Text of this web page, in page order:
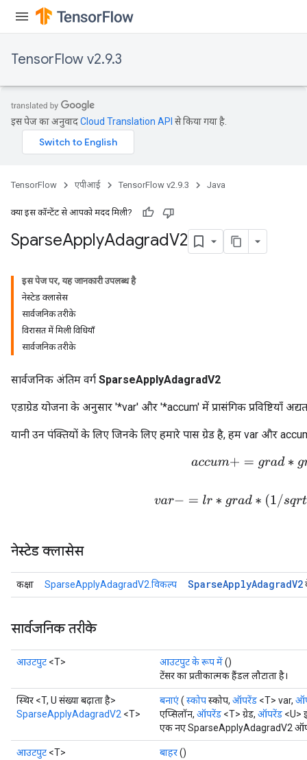
TensorFlow v2.9.3
इस पेज का अनुवादCloud Translation API से किया गया है.
TensorFlow एपीआई TensorFlow v2.9.3 Java
क्या इस कॉन्टेंट से आपको मदद मिली?
SparseApplyAdagradV2
इस पेज पर, यह जानकारी उपलब्ध है
नेस्टेड क्लासेस
सार्वजनिक तरीके
विरासत में मिली विधियाँ
सार्वजनिक तरीके
सार्वजनिक अंतिम वर्ग SparseApplyAdagradV2
एडाग्रेड योजना के अनुसार '*var' और '*accum' में प्रासंगिक प्रविष्टियाँ
यानी उन पंक्तियों के लिए जिनके लिए हमारे पास ग्रेड है, हम var और
accum += grad∗g ra d
va −= lr∗ grad∗ (1 /sqrt(acc
नेस्टेड क्लासेस
कक्षा SparseApplyAdagradV2.विकल्प SparseApplyAdagradV2
सार्वजनिक तरीके
आउटपुट <T> आउटपुट के रूप में()
टेंसर का प्रतीकात्मक हैंडल लौटाता है।
स्थिर <T, U संख्या बढ़ाता है>
SparseApplyAdagradV2 <T>
बनाएं( स्कोपस्कोप, ऑपरेंड <T> var,
एप्सिलॉन, ऑपरेंड <T> ग्रेड, ऑपरेंड <U>
एक नए SparseApplyAdagradV2
आउटपुट <T> बाहर()